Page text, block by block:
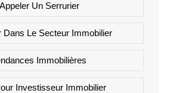
Appeler Un Serrurier
Dans Le Secteur Immobilier
Immobilières
Investisseur Immobilier